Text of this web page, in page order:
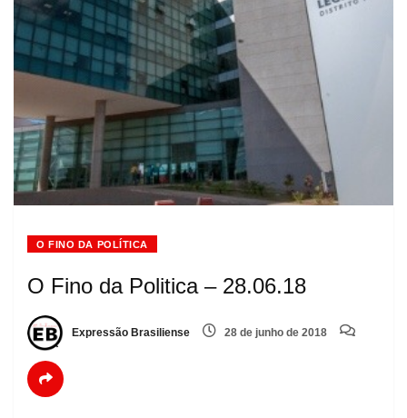
O FINO DA POLÍTICA
O Fino da Politica – 28.06.18
Expressão Brasiliense 28 de junho de 2018